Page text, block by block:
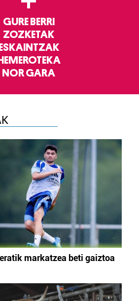
GURE BERRI
ZOZKETAK
ESKAINTZAK
NOR GARA
markatzea beti gaiztoa